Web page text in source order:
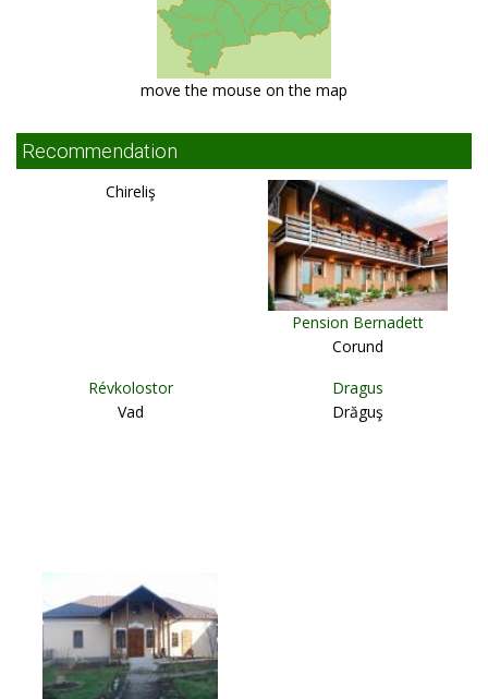
move the mouse on the map
Recommendation
Chireliş
Pension Bernadett
Corund
Révkolostor
Vad
Dragus
Drăguş